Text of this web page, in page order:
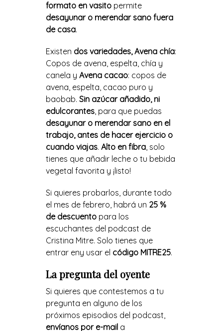
formato en vasitopermite
desayunar o merendar sano fuera
de casa.
Existen dos variedades, Avena chía:
Copos de avena, espelta, chía y
canela y Avena cacao: copos de
avena, espelta, cacao puro y
baobab. Sin azúcar añadido, ni
edulcorantes, para que puedas
desayunar o merendar sano en el
trabajo, antes de hacer ejercicio o
cuando viajas. Alto en fibra, solo
tienes que añadir leche o tu bebida
vegetal favorita y ¡listo!
Si quieres probarlos, durante todo
el mes de febrero, habrá un 25 %
de descuentopara los
escuchantes del podcast de
Cristina Mitre. Solo tienes que
entrar eny usar el código MITRE25.
La pregunta del oyente
Si quieres que contestemos a tu
pregunta en alguno de los
próximos episodios del podcast,
envíanos por e-maila